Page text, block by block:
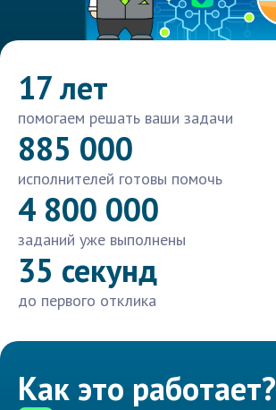
17 лет
помогаем решать ваши задачи
885 000
исполнителей готовы помочь
4 800 000
заданий уже выполнены
35 секунд
до первого отклика
Как это работает?